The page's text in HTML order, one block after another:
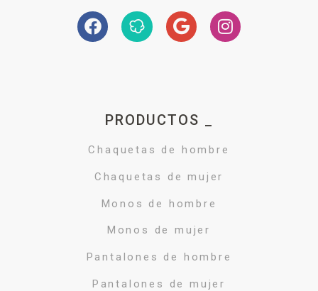
PRODUCTOS _
Chaquetas de hombre
Chaquetas de mujer
Monos de hombre
Monos de mujer
Pantalones de hombre
Pantalones de mujer